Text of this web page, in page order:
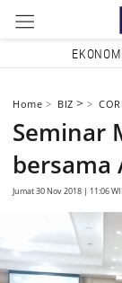
Home BIZ>
Seminar
bersama
Jumat 30 Nov 2018 | 11:06